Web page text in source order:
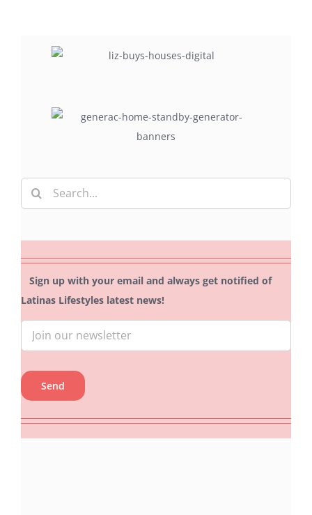
Search
for:
Sign up with your email and always get notified of
Latinas Lifestyles latest news!